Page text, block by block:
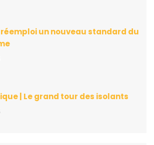
un nouveau standard du
| Le grand tour des isolants